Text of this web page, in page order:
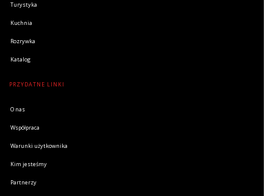
Turystyka
Kuchnia
Rozrywka
Katalog
PRZYDATNE LINKI
O nas
Współpraca
Warunki użytkownika
Kim jesteśmy
Partnerzy